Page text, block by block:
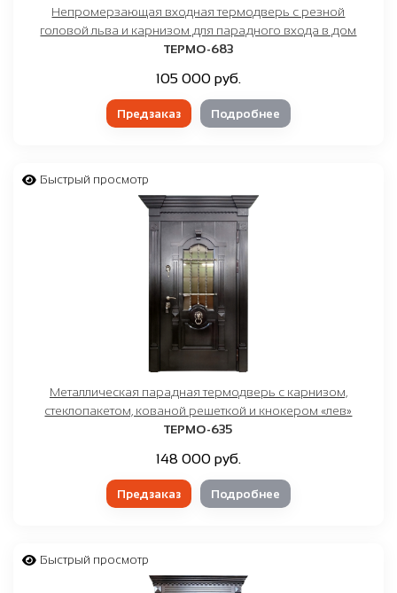
Непромерзающая входная термодверь с резной
головой льва и карнизом для парадного входа в дом
ТЕРМО-683
105 000 руб.
Предзаказ Подробнее
Быстрый просмотр
Металлическая парадная термодверь с карнизом,
стеклопакетом, кованой решеткой и кнокером «лев»
ТЕРМО-635
148 000 руб.
Предзаказ Подробнее
Быстрый просмотр